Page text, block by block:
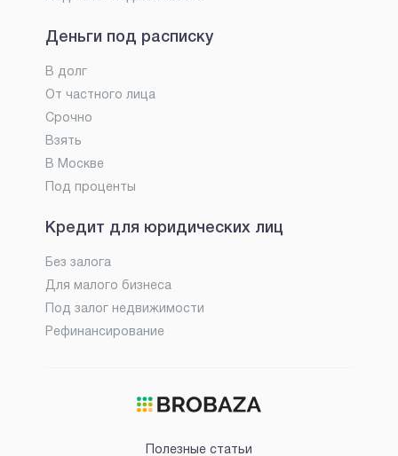
Деньги под расписку
В долг
От частного лица
Срочно
Взять
В Москве
Под проценты
Кредит для юридических лиц
Без залога
Для малого бизнеса
Под залог недвижимости
Рефинансирование
Полезные статьи